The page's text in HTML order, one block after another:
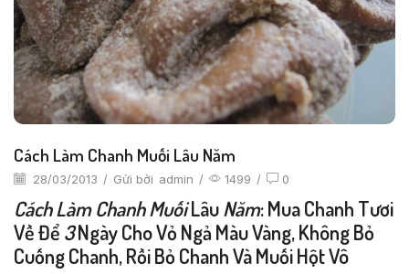
Cách Làm Chanh Muối Lâu Năm
28/03/2013 / Gửi bởi admin / 1499 / 0
Cách Làm Chanh MuốiLâuNăm: Mua Chanh Tươi
Về Để 3Ngày Cho Vỏ Ngả Màu Vàng, Không Bỏ
Cuống Chanh, Rồi Bỏ Chanh Và Muối Hột Vô